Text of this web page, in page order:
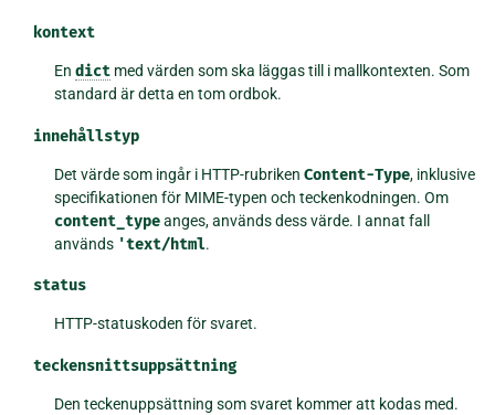
kontext
Endict med värden som ska läggas till i mallkontexten. Som
standard är detta en tom ordbok.
innehållstyp
Det värde som ingår i HTTP-rubrikenContent-Type, inklusive
specifikationen för MIME-typen och teckenkodningen. Om
content_typeanges, används dess värde. I annat fall
används 'text/html.
status
HTTP-statuskoden för svaret.
teckensnittsuppsättning
Den teckenuppsättning som svaret kommer att kodas med.